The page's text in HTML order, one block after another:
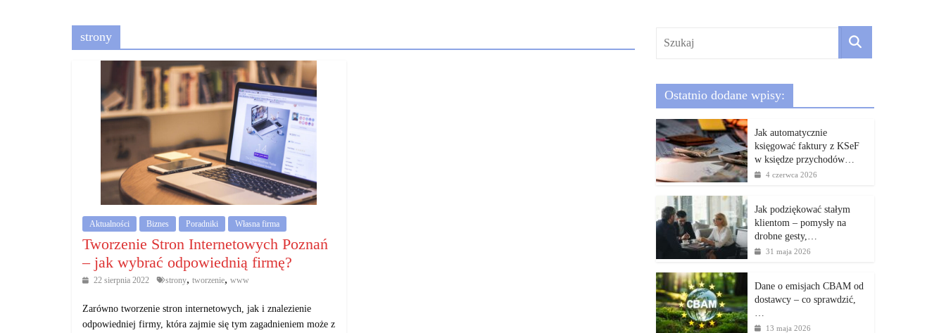
firm
–
jak
prowadzić
działalność
gospodarczą.
Porady
biznesowe
strony
Aktualności Biznes Poradniki Własna firma
Tworzenie Stron Internetowych Poznań
– jak wybrać odpowiednią firmę?
22 sierpnia 2022 strony,tworzenie,www
Zarówno tworzenie stron internetowych, jak i znalezienie
odpowiedniej firmy, która zajmie się tym zagadnieniem może z
Ostatnio dodane wpisy:
Jak automatycznie
księgować faktury z KSeF
w księdze przychodów…
4 czerwca 2026
Jak podziękować stałym
klientom – pomysły na
drobne gesty,…
31 maja 2026
Dane o emisjach CBAM od
dostawcy – co sprawdzić,
13 maja 2026